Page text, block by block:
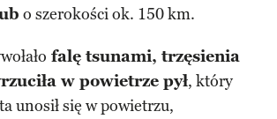
o szerokości ok. 150 km.
falę tsunami, trzęsienia
w powietrze pył, który
unosił się w powietrzu,